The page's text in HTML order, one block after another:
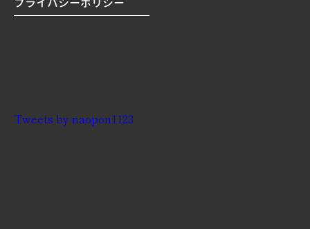
Tweets by naopon1123